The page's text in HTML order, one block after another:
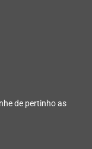
de pertinho as